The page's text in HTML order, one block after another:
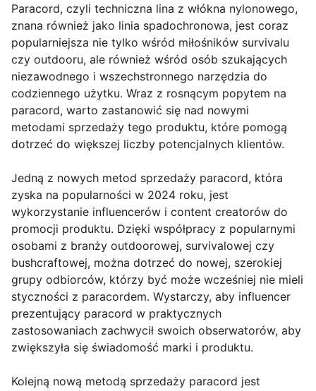
Paracord, czyli techniczna lina z włókna nylonowego,
znana również jako linia spadochronowa, jest coraz
popularniejsza nie tylko wśród miłośników survivalu
czy outdooru, ale również wśród osób szukających
niezawodnego i wszechstronnego narzędzia do
codziennego użytku. Wraz z rosnącym popytem na
paracord, warto zastanowić się nad nowymi
metodami sprzedaży tego produktu, które pomogą
dotrzeć do większej liczby potencjalnych klientów.
Jedną z nowych metod sprzedaży paracord, która
zyska na popularności w 2024 roku, jest
wykorzystanie influencerów i content creatorów do
promocji produktu. Dzięki współpracy z popularnymi
osobami z branży outdoorowej, survivalowej czy
bushcraftowej, można dotrzeć do nowej, szerokiej
grupy odbiorców, którzy być może wcześniej nie mieli
styczności z paracordem. Wystarczy, aby influencer
prezentujący paracord w praktycznych
zastosowaniach zachwycił swoich obserwatorów, aby
zwiększyła się świadomość marki i produktu.
Kolejną nową metodą sprzedaży paracord jest